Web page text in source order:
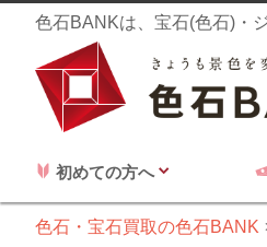
色石BANKは、宝石(色石)・
初めての方へ
色石・宝石買取の色石BANK